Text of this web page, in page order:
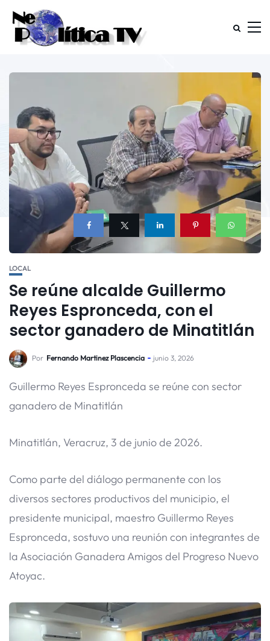
LOCAL
Se reúne alcalde Guillermo
Reyes Espronceda, con el
sector ganadero de Minatitlán
Por Fernando Martinez Plascencia junio 3, 2026
Guillermo Reyes Espronceda se reúne con sector
ganadero de Minatitlán
Minatitlán, Veracruz, 3 de junio de 2026.
Como parte del diálogo permanente con los
diversos sectores productivos del municipio, el
presidente municipal, maestro Guillermo Reyes
Espronceda, sostuvo una reunión con integrantes de
la Asociación Ganadera Amigos del Progreso Nuevo
Atoyac.